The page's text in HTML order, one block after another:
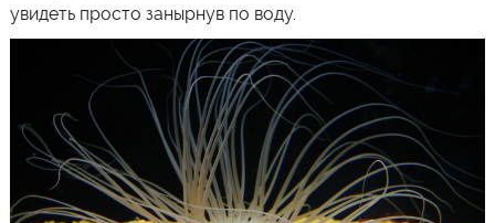
увидеть просто занырнув по воду.